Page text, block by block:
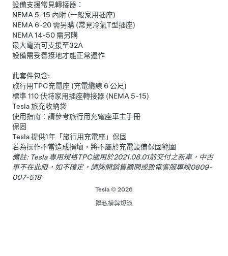
設備支援常見轉接器：
NEMA 5-15 內附 (一般家用插座)
NEMA 6-20 需另購 (常見冷氣T型插座)
NEMA 14-50 需另購
最大電流可支援至32A
設備需妥善接地才能正常運作
此套件包含:
旅行用TPC充電座 (充電纜線 6 公尺)
標準 110 伏特家用插座轉接器 (NEMA 5-15)
Tesla 旅充收納袋
使用指南：請參考旅行用充電座車主手冊
保固
Tesla 提供1年「旅行用充電座」保固
若為操作不當造成損壞，將不屬於充電設備保固範圍
備註: Tesla 專用規格TPC適用於2021.08.01前交付之新車，中古
車不在此限，如不確定，請詢問銷售顧問或致電客服專線0809-
007-518
Tesla © 2026
隱私權與規範